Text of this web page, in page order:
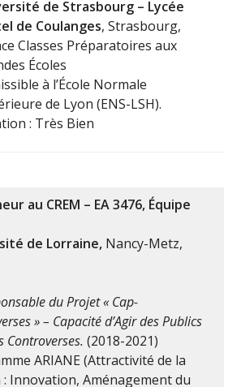
de Strasbourg – Lycée
de Coulanges, Strasbourg,
Classes Préparatoires aux
Écoles
à l’École Normale
de Lyon (ENS-LSH).
: Très Bien
au CREM – EA 3476, Équipe
de Lorraine, Nancy-Metz,
du Projet « Cap-
» – Capacité d’Agir des Publics
Controverses. (2018-2021)
ARIANE (Attractivité de la
: Innovation, Aménagement du